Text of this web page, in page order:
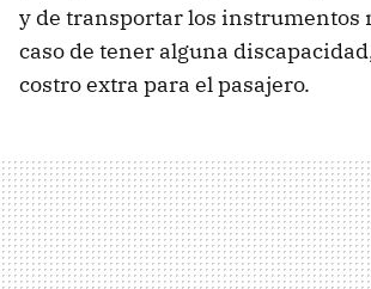
y de transportar los instrumentos
caso de tener alguna
costro extra para el pasajero.